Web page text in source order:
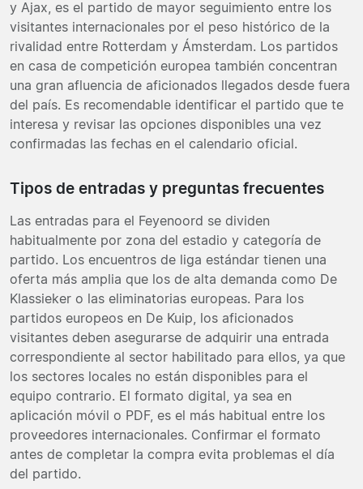
y Ajax, es el partido de mayor seguimiento entre los
visitantes internacionales por el peso histórico de la
rivalidad entre Rotterdam y Ámsterdam. Los partidos
en casa de competición europea también concentran
una gran afluencia de aficionados llegados desde fuera
del país. Es recomendable identificar el partido que te
interesa y revisar las opciones disponibles una vez
confirmadas las fechas en el calendario oficial.
Tipos de entradas y preguntas frecuentes
Las entradas para el Feyenoord se dividen
habitualmente por zona del estadio y categoría de
partido. Los encuentros de liga estándar tienen una
oferta más amplia que los de alta demanda como De
Klassieker o las eliminatorias europeas. Para los
partidos europeos en De Kuip, los aficionados
visitantes deben asegurarse de adquirir una entrada
correspondiente al sector habilitado para ellos, ya que
los sectores locales no están disponibles para el
equipo contrario. El formato digital, ya sea en
aplicación móvil o PDF, es el más habitual entre los
proveedores internacionales. Confirmar el formato
antes de completar la compra evita problemas el día
del partido.